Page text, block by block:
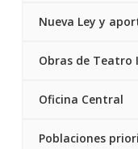
Nueva Ley y
Obras de Teatro
Oficina Central
Poblaciones